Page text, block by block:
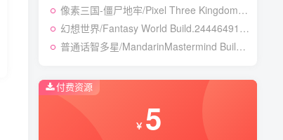
像素三国-僵尸地牢/Pixel Three Kingdoms: Zombie Dungeon Build.24007867|动作冒险|容量354B|免安装绿色中文版
幻想世界/Fantasy World Build.24446491|策略战棋|容量3.8GB|免安装绿色中文版
普通话智多星/MandarinMastermind Build.24053068|动作冒险|容量5.5GB|免安装绿色中文版
付费资源
￥ 5